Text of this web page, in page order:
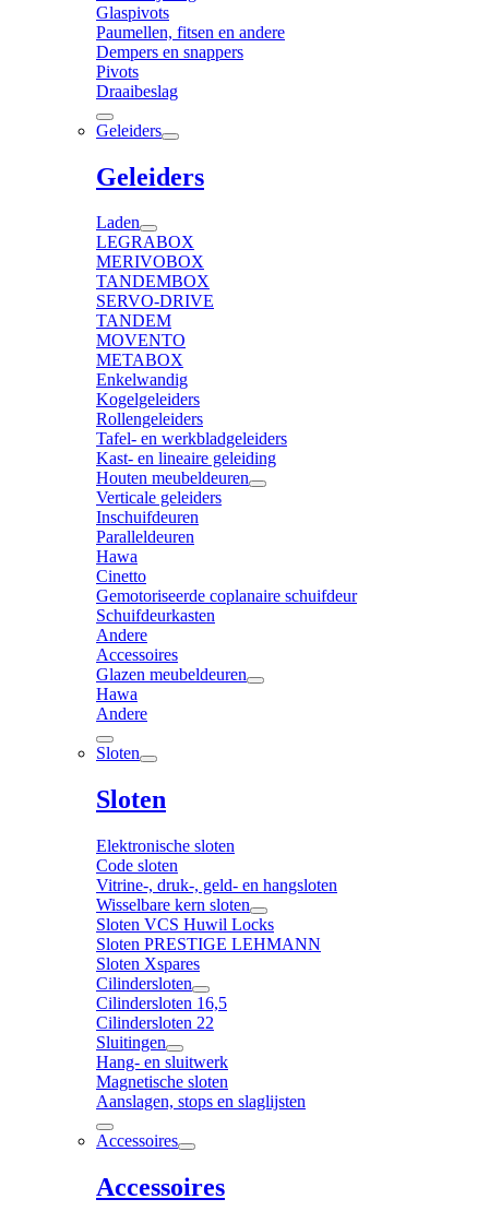
Glaspivots
Paumellen, fitsen en andere
Dempers en snappers
Pivots
Draaibeslag
Geleiders
Geleiders
Laden
LEGRABOX
MERIVOBOX
TANDEMBOX
SERVO-DRIVE
TANDEM
MOVENTO
METABOX
Enkelwandig
Kogelgeleiders
Rollengeleiders
Tafel- en werkbladgeleiders
Kast- en lineaire geleiding
Houten meubeldeuren
Verticale geleiders
Inschuifdeuren
Paralleldeuren
Hawa
Cinetto
Gemotoriseerde coplanaire schuifdeur
Schuifdeurkasten
Andere
Accessoires
Glazen meubeldeuren
Hawa
Andere
Sloten
Sloten
Elektronische sloten
Code sloten
Vitrine-, druk-, geld- en hangsloten
Wisselbare kern sloten
Sloten VCS Huwil Locks
Sloten PRESTIGE LEHMANN
Sloten Xspares
Cilindersloten
Cilindersloten 16,5
Cilindersloten 22
Sluitingen
Hang- en sluitwerk
Magnetische sloten
Aanslagen, stops en slaglijsten
Accessoires
Accessoires